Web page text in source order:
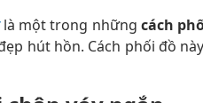
là một trong những cách
hút hồn. Cách phối đồ